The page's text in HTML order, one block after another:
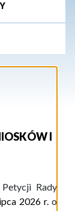
I
Rady
2026 r. o